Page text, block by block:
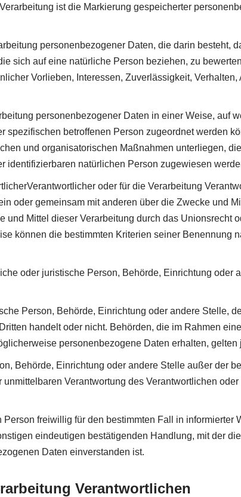
ist die Markierung gespeicherter
personenbezogener Daten, die darin besteht,
sich auf eine natürliche Person beziehen, zu
Vorlieben, Interessen, Zuverlässigkeit,
personenbezogener Daten in einer Weise, auf
spezifischen betroffenen Person zugeordnet werden
und organisatorischen Maßnahmen unterliegen,
identifizierbaren natürlichen Person zugewiesen
oder für die Verarbeitung
oder gemeinsam mit anderen über die Zwecke und
Mittel dieser Verarbeitung durch das Unionsrecht
können die bestimmten Kriterien seiner Benennung
oder juristische Person, Behörde, Einrichtung oder
Person, Behörde, Einrichtung oder andere Stelle,
handelt oder nicht. Behörden, die im Rahmen
personenbezogene Daten erhalten, gelten
Behörde, Einrichtung oder andere Stelle außer der
Verantwortung des Verantwortlichen
freiwillig für den bestimmten Fall in informierter
eindeutigen bestätigenden Handlung, mit der
Daten einverstanden ist.
Verantwortlichen